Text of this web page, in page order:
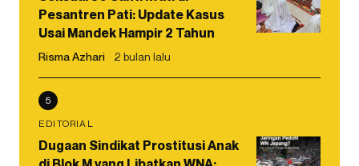
Pesantren Pati: Update Kasus
Usai Mandek Hampir 2 Tahun
Risma Azhari 2 bulan lalu
5
EDITORIAL
Dugaan Sindikat Prostitusi Anak